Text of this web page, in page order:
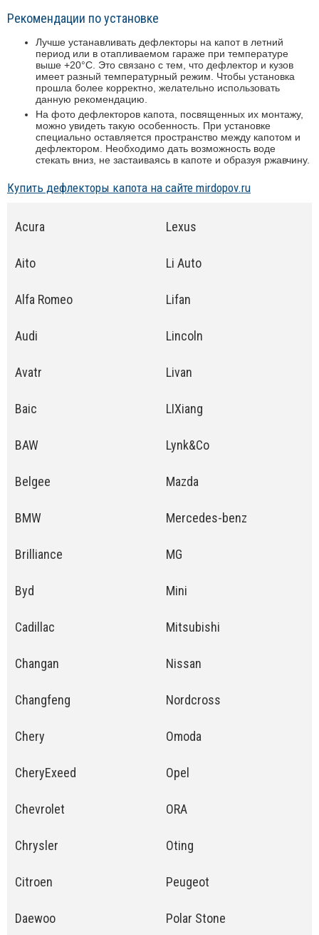
Рекомендации по установке
Лучше устанавливать дефлекторы на капот в летний
период или в отапливаемом гараже при температуре
выше +20°C. Это связано с тем, что дефлектор и кузов
имеет разный температурный режим. Чтобы установка
прошла более корректно, желательно использовать
данную рекомендацию.
На фото дефлекторов капота, посвященных их монтажу,
можно увидеть такую особенность. При установке
специально оставляется пространство между капотом и
дефлектором. Необходимо дать возможность воде
стекать вниз, не застаиваясь в капоте и образуя ржавчину.
Купить дефлекторы капота на сайте mirdopov.ru
Acura
Aito
Alfa Romeo
Audi
Avatr
Baic
BAW
Belgee
BMW
Brilliance
Byd
Cadillac
Changan
Changfeng
Chery
CheryExeed
Chevrolet
Chrysler
Citroen
Daewoo
Lexus
Li Auto
Lifan
Lincoln
Livan
LIXiang
Lynk&Co
Mazda
Mercedes-benz
MG
Mini
Mitsubishi
Nissan
Nordcross
Omoda
Opel
ORA
Oting
Peugeot
Polar Stone